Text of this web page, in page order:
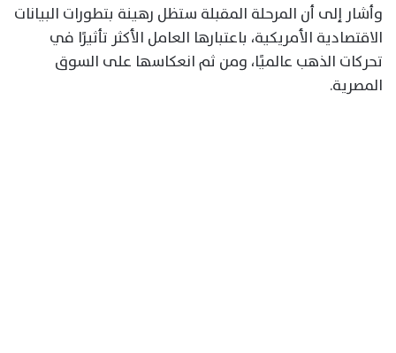
وأشار إلى أن المرحلة المقبلة ستظل رهينة بتطورات البيانات
الاقتصادية الأمريكية، باعتبارها العامل الأكثر تأثيرًا في
تحركات الذهب عالميًا، ومن ثم انعكاسها على السوق
المصرية.